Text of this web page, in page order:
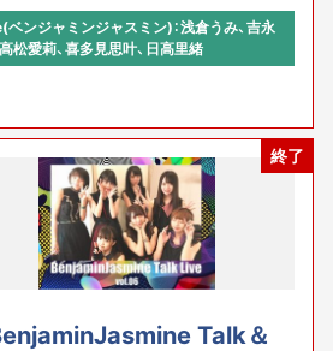
ンジャミンジャスミン)：浅倉うみ、吉永
松愛莉、喜多見思叶、日高里緒
終了
Talk＆